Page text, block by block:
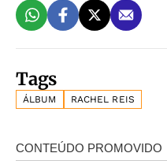
Tags
ÁLBUM RACHEL REIS